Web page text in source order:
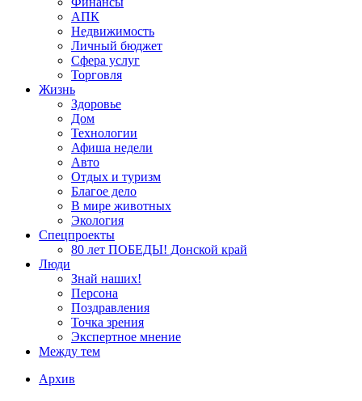
АПК
Недвижимость
Личный бюджет
Сфера услуг
Торговля
Жизнь
Здоровье
Дом
Технологии
Афиша недели
Авто
Отдых и туризм
Благое дело
В мире животных
Экология
Спецпроекты
80 лет ПОБЕДЫ! Донской край
Люди
Знай наших!
Персона
Поздравления
Точка зрения
Экспертное мнение
Между тем
Архив